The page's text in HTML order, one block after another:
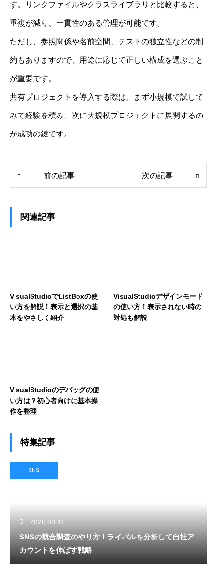
す。リンクファイルやクラスライブラリと比較すると、
重複が減り、一貫性のある管理が可能です。
ただし、参照関係や名前空間、テストの独立性などの制
約もありますので、用途に応じて正しい構成を選ぶこと
が重要です。
共有プロジェクトを導入する際は、まず小規模で試して
みて経験を積み、次に大規模プロジェクトに展開するの
が成功の鍵です。
前の記事 次の記事
関連記事
VisualStudioでListBoxの使
い方を解説！表示と選択の基
本をやさしく紹介
VisualStudioデザインモード
の使い方！表示されない時の
対処も解説
VisualStudioのデバッグの使
い方は？初心者向けに基本操
作を整理
特集記事
SNS
2026.08.11
SNSの競合調査のやり方！ライバルを分析して自社ア
カウントを伸ばす戦略